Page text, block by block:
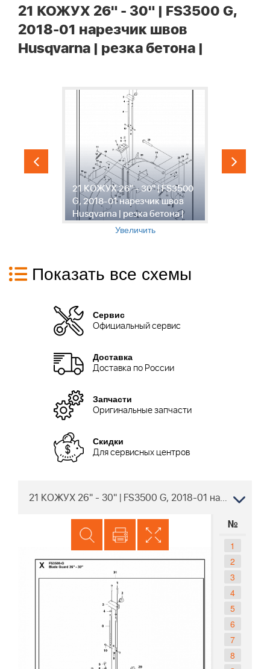
21 КОЖУХ 26" - 30" | FS3500 G,
2018-01 нарезчик швов
Husqvarna | резка бетона |
21 КОЖУХ 26" - 30" | FS3500
G, 2018-01 нарезчик швов
Husqvarna | резка бетона |
Увеличить
Показать все схемы
Сервис
Официальный сервис
Доставка
Доставка по России
Запчасти
Оригинальные запчасти
Скидки
Для сервисных центров
21 КОЖУХ 26" - 30" | FS3500 G, 2018-01 нарезчик швов Husqvarna | резка бетона |
№
1
2
3
4
5
6
7
8